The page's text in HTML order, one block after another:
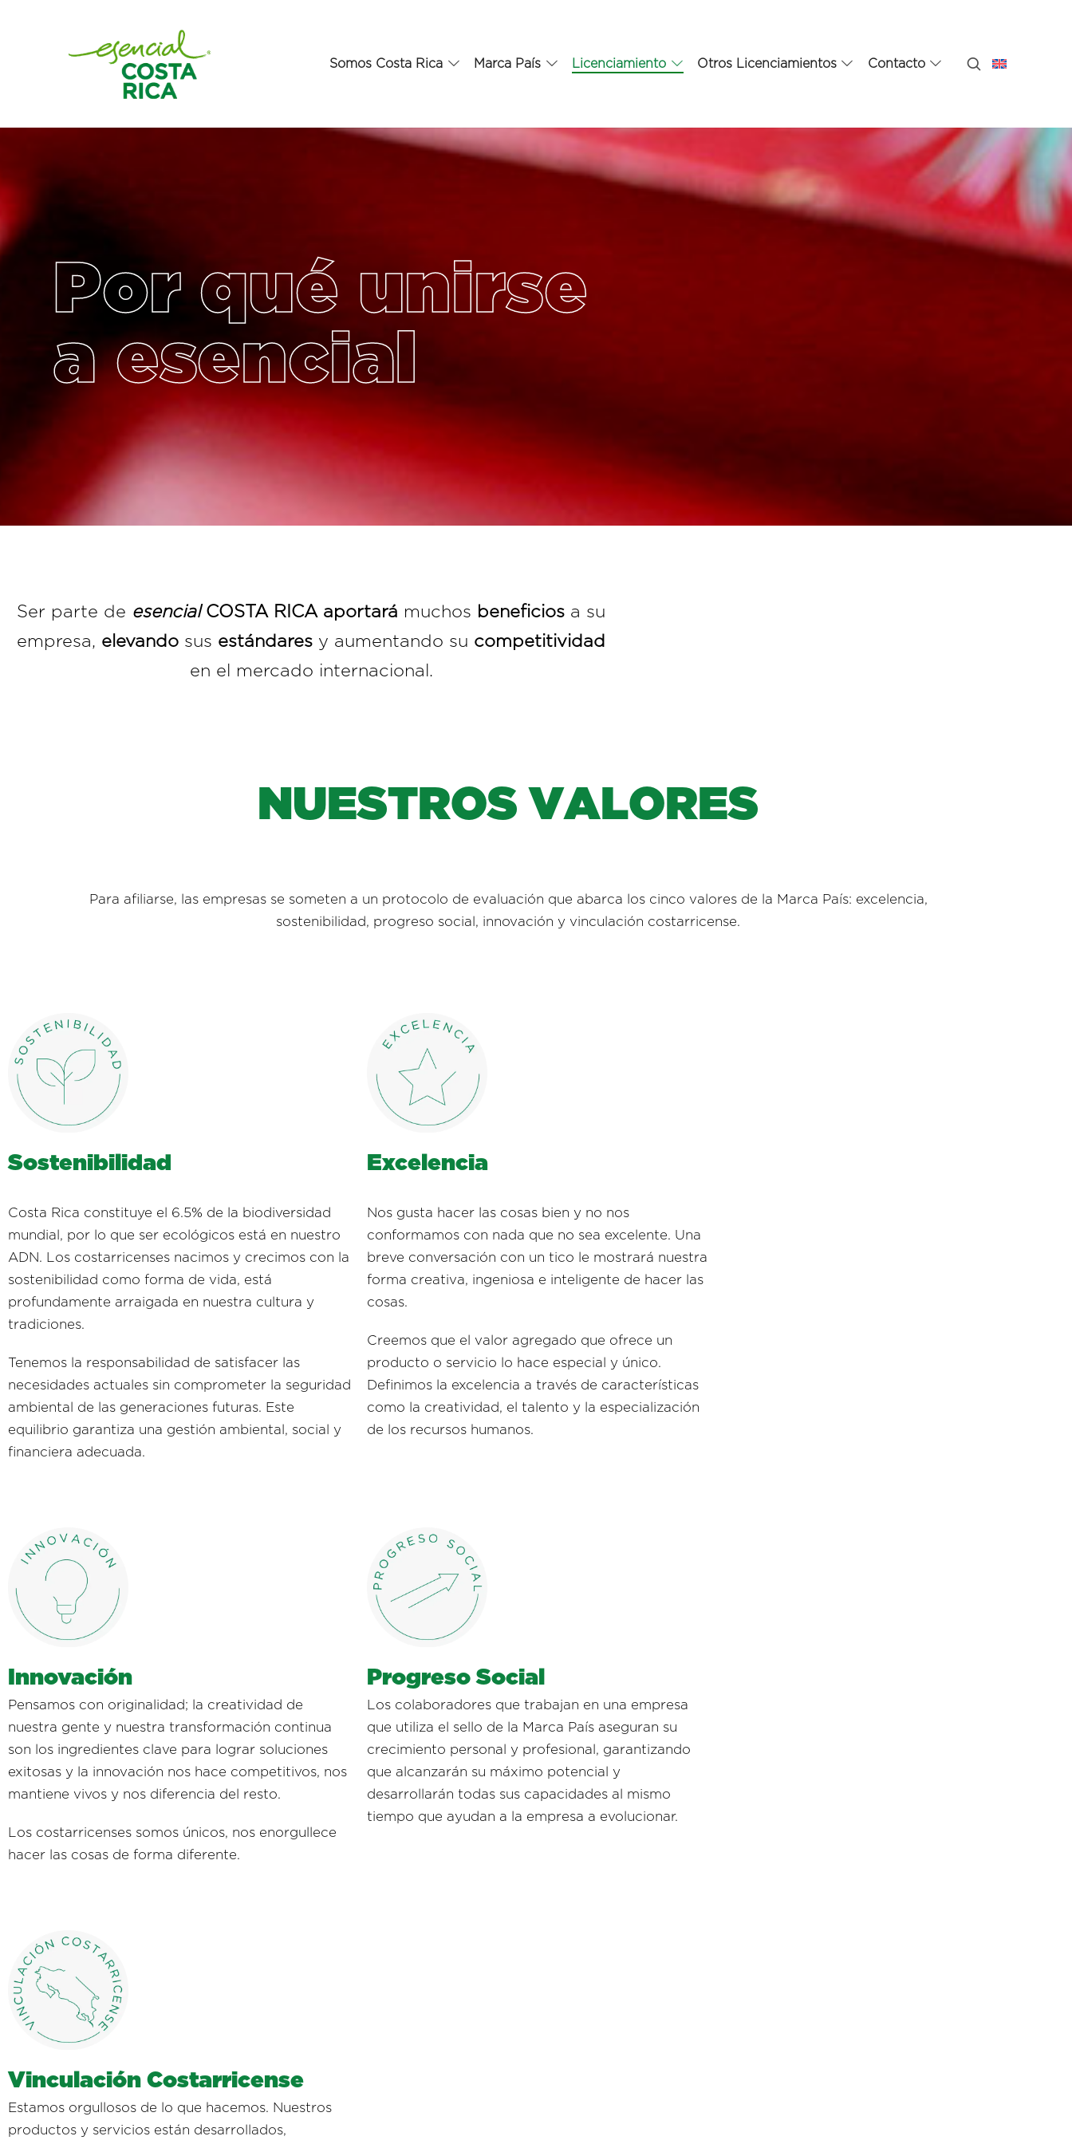
Somos Costa Rica Marca País Licenciamiento Otros Licenciamientos Contacto
Por qué unirse
a esencial
Ser parte de esencialCOSTA RICA aportará muchos beneficios a su
empresa, elevando sus estándares y aumentando su competitividad
en el mercado internacional.
N U EST ROS VA LO R ES
Para afiliarse, las empresas se someten a un protocolo de evaluación que abarca los cinco valores de la Marca País: excelencia,
sostenibilidad, progreso social, innovación y vinculación costarricense.
Sostenibilidad
Costa Rica constituye el 6.5% de la biodiversidad
mundial, por lo que ser ecológicos está en nuestro
ADN. Los costarricenses nacimos y crecimos con la
sostenibilidad como forma de vida, está
profundamente arraigada en nuestra cultura y
tradiciones.
Tenemos la responsabilidad de satisfacer las
necesidades actuales sin comprometer la seguridad
ambiental de las generaciones futuras. Este
equilibrio garantiza una gestión ambiental, social y
financiera adecuada.
Excelencia
Nos gusta hacer las cosas bien y no nos
conformamos con nada que no sea excelente. Una
breve conversación con un tico le mostrará nuestra
forma creativa, ingeniosa e inteligente de hacer las
cosas.
Creemos que el valor agregado que ofrece un
producto o servicio lo hace especial y único.
Definimos la excelencia a través de características
como la creatividad, el talento y la especialización
de los recursos humanos.
Innovación
Pensamos con originalidad; la creatividad de
nuestra gente y nuestra transformación continua
son los ingredientes clave para lograr soluciones
exitosas y la innovación nos hace competitivos, nos
mantiene vivos y nos diferencia del resto.
Los costarricenses somos únicos, nos enorgullece
hacer las cosas de forma diferente.
Progreso Social
Los colaboradores que trabajan en una empresa
que utiliza el sello de la Marca País aseguran su
crecimiento personal y profesional, garantizando
que alcanzarán su máximo potencial y
desarrollarán todas sus capacidades al mismo
tiempo que ayudan a la empresa a evolucionar.
Vinculación Costarricense
Estamos orgullosos de lo que hacemos. Nuestros
productos y servicios están desarrollados,